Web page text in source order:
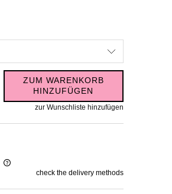
ZUM WARENKORB
HINZUFÜGEN
zur Wunschliste hinzufügen
check the delivery methods